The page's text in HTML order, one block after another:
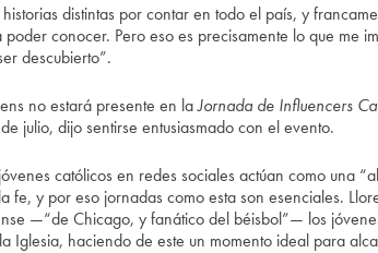
distintas por contar en todo el país, y
poder conocer. Pero eso es precisamente lo que me
descubierto”.
no estará presente en laJornada de Influencers
julio, dijo sentirse entusiasmado con el evento.
católicos en redes sociales actúan como una
fe, y por eso jornadas como esta son esenciales.
—“de Chicago, y fanático del béisbol”— los
Iglesia, haciendo de este un momento ideal para